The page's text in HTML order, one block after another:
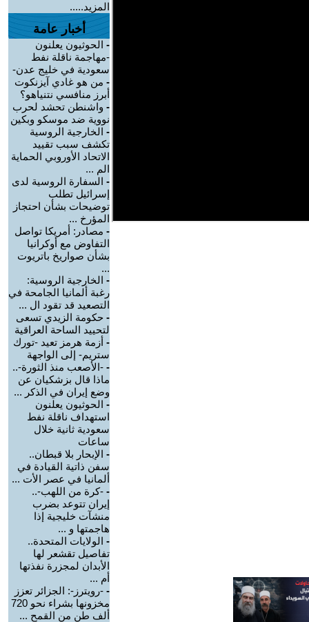
المزيد.....
أخبار عامة
- الحوثيون يعلنون
-مهاجمة ناقلة نفط
سعودية في خليج عدن-
- من هو غادي آيزنكوت
أبرز منافسي نتنياهو؟
- واشنطن تحشد لحرب
نووية ضد موسكو وبكين
- الخارجية الروسية
تكشف سبب تقييد
الاتحاد الأوروبي الحماية
الم ...
- السفارة الروسية لدى
إسرائيل تطلب
توضيحات بشأن احتجاز
المؤرخ ...
- مصادر: أمريكا تواصل
التفاوض مع أوكرانيا
بشأن صواريخ باتريوت
...
- الخارجية الروسية:
رغبة ألمانيا الجامحة في
التصعيد قد تقود ال ...
- حكومة الزيدي تسعى
لتحييد الساحة العراقية
- أزمة هرمز تعيد -تورك
ستريم- إلى الواجهة
- -الأصعب منذ الثورة-..
ماذا قال بزشكيان عن
وضع إيران في الذكر ...
- الحوثيون يعلنون
استهداف ناقلة نفط
سعودية ثانية خلال
ساعات
- الإبحار بلا قبطان..
سفن ذاتية القيادة في
ألمانيا في عصر الأت ...
- -كرة من اللهب-..
إيران تتوعد بضرب
منشآت خليجية إذا
هاجمتها و ...
- الولايات المتحدة..
تفاصيل تقشعر لها
الأبدان لمجزرة نفذتها
أم ...
- -رويترز-: الجزائر تعزز
مخزونها بشراء نحو 720
ألف طن من القمح ...